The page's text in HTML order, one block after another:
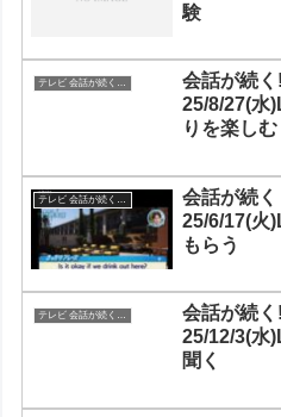
験
テレビ 会話が続く！リアル旅英語
会話が続
25/8/27(水
りを楽しむ
会話が続
25/6/17(火
もらう
テレビ 会話が続く！リアル旅英語
会話が続
25/12/3(水
聞く